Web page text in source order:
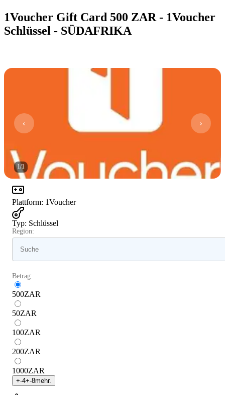
1Voucher Gift Card 500 ZAR - 1Voucher
Schlüssel - SÜDAFRIKA
1/1
Plattform: 1Voucher
Typ: Schlüssel
Region:
Betrag:
500ZAR
50ZAR
100ZAR
200ZAR
1000ZAR
+-4+-8mehr.